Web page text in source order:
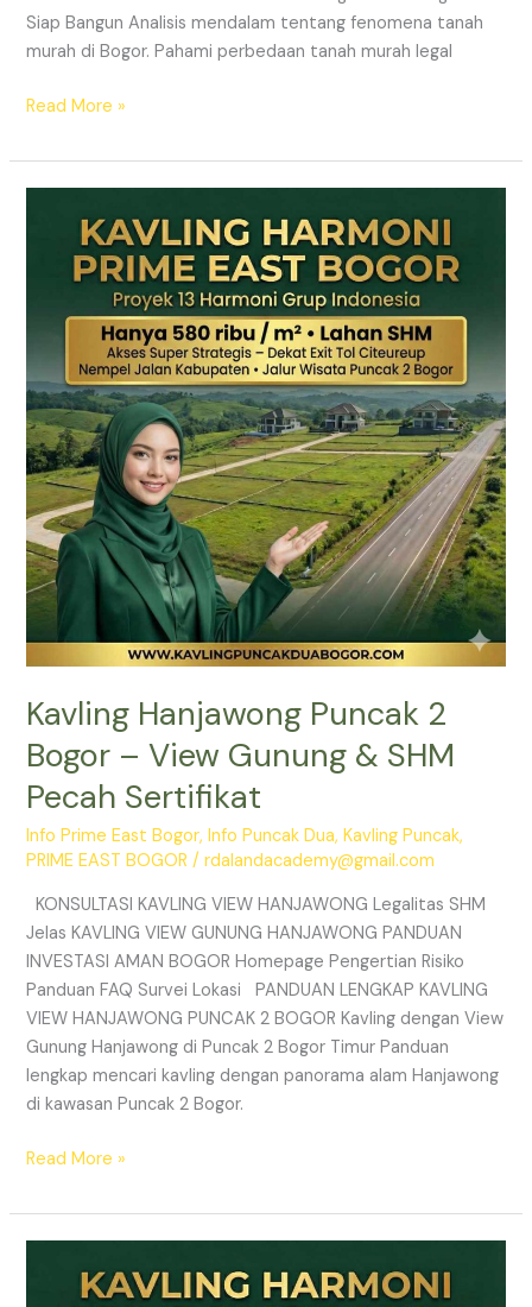
Siap Bangun Analisis mendalam tentang fenomena tanah
murah di Bogor. Pahami perbedaan tanah murah legal
Read More »
Kavling Hanjawong Puncak 2
Bogor – View Gunung & SHM
Pecah Sertifikat
Info Prime East Bogor,Info Puncak Dua,Kavling Puncak,
PRIME EAST BOGOR /rdalandacademy@gmail.com
KONSULTASI KAVLING VIEW HANJAWONG Legalitas SHM
Jelas KAVLING VIEW GUNUNG HANJAWONG PANDUAN
INVESTASI AMAN BOGOR Homepage Pengertian Risiko
Panduan FAQ Survei Lokasi PANDUAN LENGKAP KAVLING
VIEW HANJAWONG PUNCAK 2 BOGOR Kavling dengan View
Gunung Hanjawong di Puncak 2 Bogor Timur Panduan
lengkap mencari kavling dengan panorama alam Hanjawong
di kawasan Puncak 2 Bogor.
Hanjawong
Puncak
Bogor
Gunung
&
SHM
Pecah
Sertifikat
Read More »